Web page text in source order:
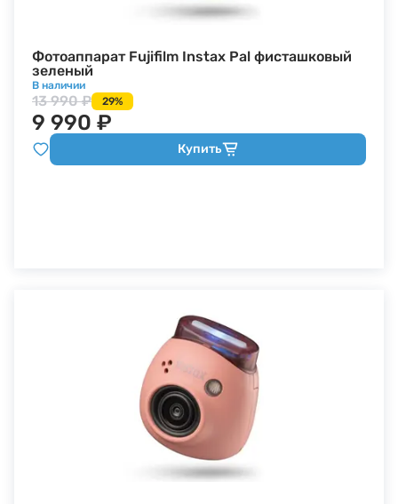
Фотоаппарат Fujifilm Instax Pal фисташковый
зеленый
В наличии
13 990 ₽ 29%
9 990 ₽
Купить